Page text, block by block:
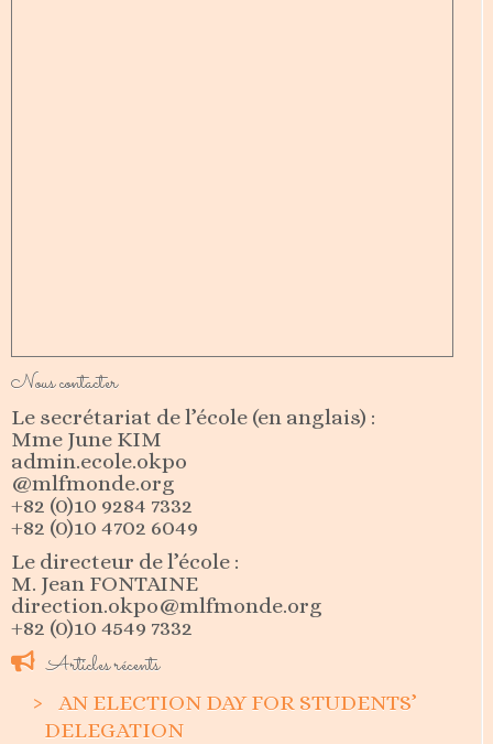
Nous contacter
Le secrétariat de l’école (en anglais) :
Mme June KIM
admin.ecole.okpo
@mlfmonde.org
+82 (0)10 9284 7332
+82 (0)10 4702 6049
Le directeur de l’école :
M. Jean FONTAINE
direction.okpo@mlfmonde.org
+82 (0)10 4549 7332
Articles récents
AN ELECTION DAY FOR STUDENTS’
DELEGATION